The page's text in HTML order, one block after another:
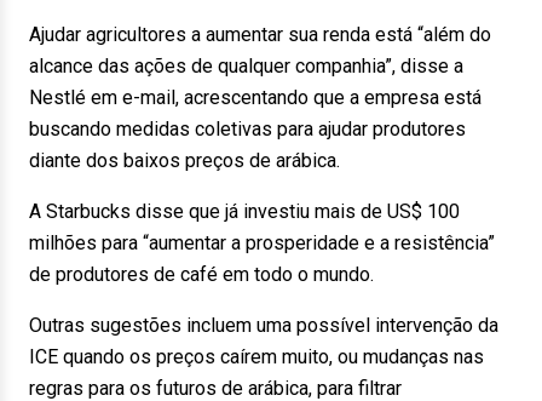
Ajudar agricultores a aumentar sua renda está “além do
alcance das ações de qualquer companhia”, disse a
Nestlé em e-mail, acrescentando que a empresa está
buscando medidas coletivas para ajudar produtores
diante dos baixos preços de arábica.
A Starbucks disse que já investiu mais de US$ 100
milhões para “aumentar a prosperidade e a resistência”
de produtores de café em todo o mundo.
Outras sugestões incluem uma possível intervenção da
ICE quando os preços caírem muito, ou mudanças nas
regras para os futuros de arábica, para filtrar